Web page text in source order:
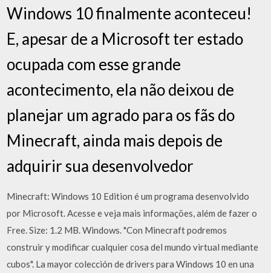
Windows 10 finalmente aconteceu!
E, apesar de a Microsoft ter estado
ocupada com esse grande
acontecimento, ela não deixou de
planejar um agrado para os fãs do
Minecraft, ainda mais depois de
adquirir sua desenvolvedor
Minecraft: Windows 10 Edition é um programa desenvolvido
por Microsoft. Acesse e veja mais informações, além de fazer o
Free. Size: 1.2 MB. Windows. "Con Minecraft podremos
construir y modificar cualquier cosa del mundo virtual mediante
cubos". La mayor colección de drivers para Windows 10 en una